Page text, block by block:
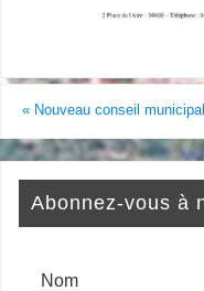
«Nouveau conseil municipal
Abonnez-vous à
Nom